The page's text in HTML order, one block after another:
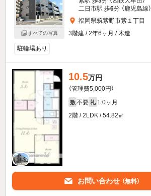
すべての写真
二日市駅 歩6分 （鹿児島線）
福岡県筑紫野市紫１丁目
3階建 / 2年6ヶ月 / 木造
駐輪場あり
10.5万円
（管理費5,000円）
敷 不要 礼 1.0ヶ月
2階 / 2LDK / 54.82㎡
お問い合わせ （無料）